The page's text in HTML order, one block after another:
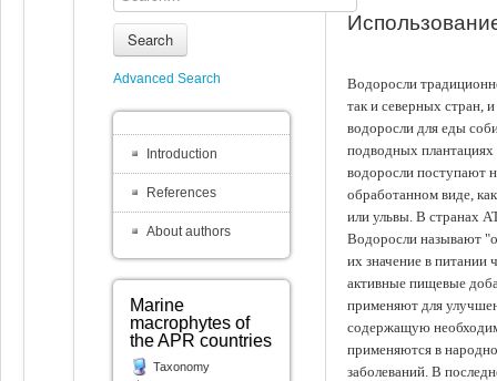
Водоросли
так и северных стран,
водоросли для еды
подводных
водоросли поступают
обработанном виде,
или ульвы. В странах
Водоросли называют
их значение в питании
активные пищевые
применяют для
содержащую
применяются в
заболеваний. В
Search
Advanced Search
Introduction
References
About authors
Marine
macrophytes of
the APR countries
Taxonomy